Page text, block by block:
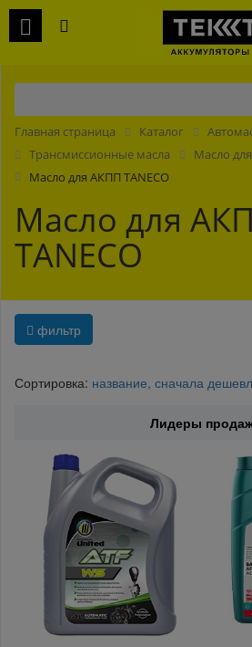
Главная страница Каталог
Трансмиссионные масла
Масло
Масло для АКПП TANECO
Масло для
TANECO
фильтр
Сортировка: название, сначала
Лидеры